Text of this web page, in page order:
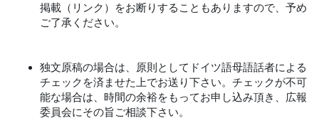
掲載（リンク）をお断りすることもありますので、予め
ご了承ください。
独文原稿の場合は、原則としてドイツ語母語話者による
チェックを済ませた上でお送り下さい。チェックが不可
能な場合は、時間の余裕をもってお申し込み頂き、広報
委員会にその旨ご相談下さい。